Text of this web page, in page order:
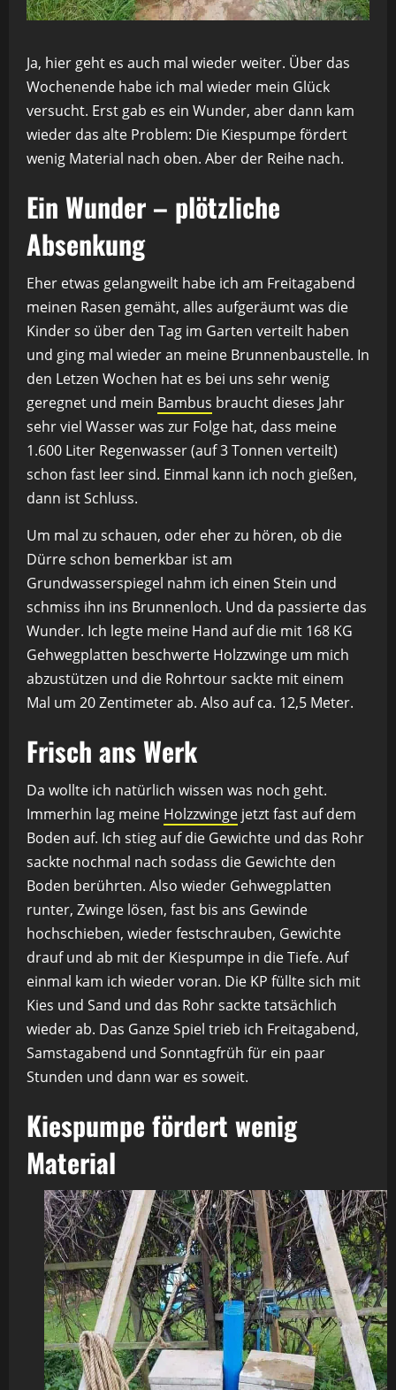
Ja, hier geht es auch mal wieder weiter. Über das
Wochenende habe ich mal wieder mein Glück
versucht. Erst gab es ein Wunder, aber dann kam
wieder das alte Problem: Die Kiespumpe fördert
wenig Material nach oben. Aber der Reihe nach.
Ein Wunder – plötzliche
Absenkung
Eher etwas gelangweilt habe ich am Freitagabend
meinen Rasen gemäht, alles aufgeräumt was die
Kinder so über den Tag im Garten verteilt haben
und ging mal wieder an meine Brunnenbaustelle. In
den Letzen Wochen hat es bei uns sehr wenig
geregnet und mein Bambus braucht dieses Jahr
sehr viel Wasser was zur Folge hat, dass meine
1.600 Liter Regenwasser (auf 3 Tonnen verteilt)
schon fast leer sind. Einmal kann ich noch gießen,
dann ist Schluss.
Um mal zu schauen, oder eher zu hören, ob die
Dürre schon bemerkbar ist am
Grundwasserspiegel nahm ich einen Stein und
schmiss ihn ins Brunnenloch. Und da passierte das
Wunder. Ich legte meine Hand auf die mit 168 KG
Gehwegplatten beschwerte Holzzwinge um mich
abzustützen und die Rohrtour sackte mit einem
Mal um 20 Zentimeter ab. Also auf ca. 12,5 Meter.
Frisch ans Werk
Da wollte ich natürlich wissen was noch geht.
Immerhin lag meine Holzzwinge jetzt fast auf dem
Boden auf. Ich stieg auf die Gewichte und das Rohr
sackte nochmal nach sodass die Gewichte den
Boden berührten. Also wieder Gehwegplatten
runter, Zwinge lösen, fast bis ans Gewinde
hochschieben, wieder festschrauben, Gewichte
drauf und ab mit der Kiespumpe in die Tiefe. Auf
einmal kam ich wieder voran. Die KP füllte sich mit
Kies und Sand und das Rohr sackte tatsächlich
wieder ab. Das Ganze Spiel trieb ich Freitagabend,
Samstagabend und Sonntagfrüh für ein paar
Stunden und dann war es soweit.
Kiespumpe fördert wenig
Material